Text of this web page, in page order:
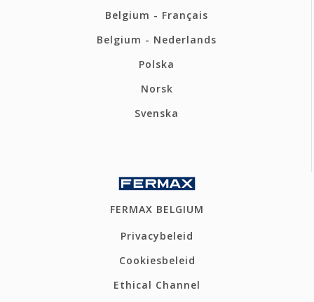
Belgium - Français
Belgium - Nederlands
Polska
Norsk
Svenska
FERMAX BELGIUM
Privacybeleid
Cookiesbeleid
Ethical Channel